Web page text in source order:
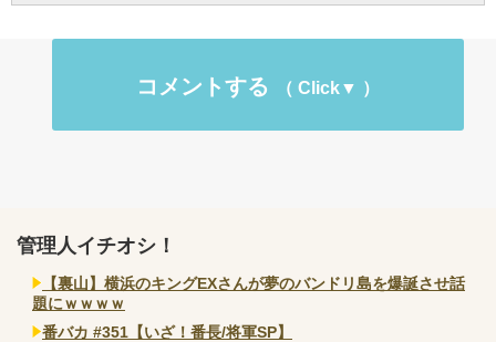
コメントする
管理人イチオシ！
【裏山】横浜のキングEXさんが夢のバンドリ島を爆誕させ話
題にｗｗｗｗ
番バカ #351【いざ！番長/将軍SP】